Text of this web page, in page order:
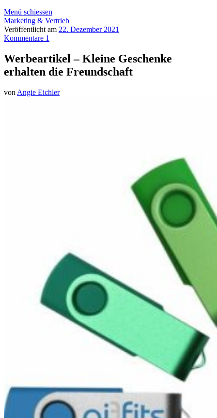
Menü schiessen
Marketing & Vertrieb
Veröffentlicht am 22. Dezember 2021
Kommentare 1
Werbeartikel – Kleine Geschenke
erhalten die Freundschaft
von Angie Eichler